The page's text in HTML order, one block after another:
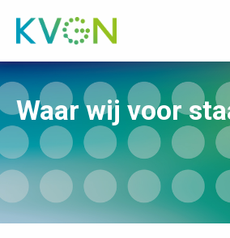
Waar wij voor